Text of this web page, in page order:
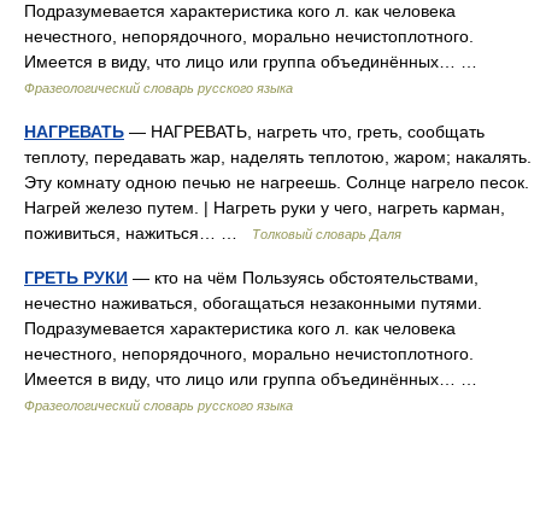
Подразумевается характеристика кого л. как человека
нечестного, непорядочного, морально нечистоплотного.
Имеется в виду, что лицо или группа объединённых… …
Фразеологический словарь русского языка
НАГРЕВАТЬ — НАГРЕВАТЬ, нагреть что, греть, сообщать
теплоту, передавать жар, наделять теплотою, жаром; накалять.
Эту комнату одною печью не нагреешь. Солнце нагрело песок.
Нагрей железо путем. | Нагреть руки у чего, нагреть карман,
поживиться, нажиться… …
Толковый словарь Даля
ГРЕТЬ РУКИ — кто на чём Пользуясь обстоятельствами,
нечестно наживаться, обогащаться незаконными путями.
Подразумевается характеристика кого л. как человека
нечестного, непорядочного, морально нечистоплотного.
Имеется в виду, что лицо или группа объединённых… …
Фразеологический словарь русского языка